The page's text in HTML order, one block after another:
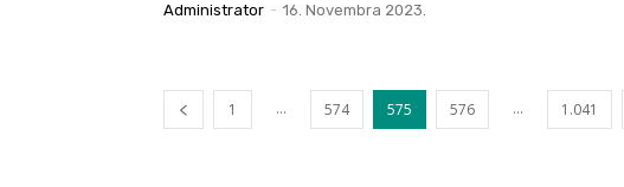
Administrator - 16. Novembra 2023.
1 ... 574 575 576 ... 1.041